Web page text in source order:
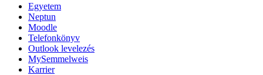
Egyetem
Neptun
Moodle
Telefonkönyv
Outlook levelezés
MySemmelweis
Karrier